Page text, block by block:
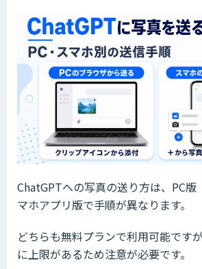
ChatGPTへの写真の送り方は、PC版
マホアプリ版で手順が異なります。
どちらも無料プランで利用可能です
に上限があるため注意が必要です。